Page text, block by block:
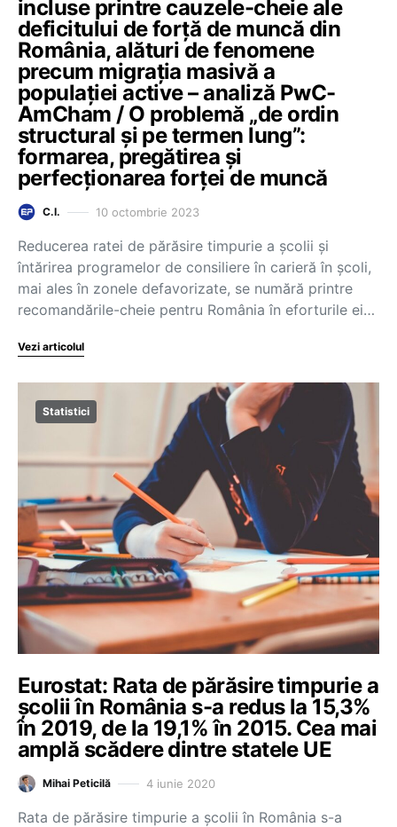
incluse printre cauzele-cheie ale
deficitului de forță de muncă din
România, alături de fenomene
precum migrația masivă a
populației active – analiză PwC-
AmCham / O problemă „de ordin
structural și pe termen lung”:
formarea, pregătirea și
perfecționarea forței de muncă
C.I. 10 octombrie 2023
Reducerea ratei de părăsire timpurie a școlii și
întărirea programelor de consiliere în carieră în școli,
mai ales în zonele defavorizate, se numără printre
recomandările-cheie pentru România în eforturile ei…
Vezi articolul
Statistici
Eurostat: Rata de părăsire timpurie a
școlii în România s-a redus la 15,3%
în 2019, de la 19,1% în 2015. Cea mai
amplă scădere dintre statele UE
Mihai Peticilă 4 iunie 2020
Rata de părăsire timpurie a școlii în România s-a